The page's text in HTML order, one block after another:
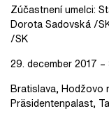
Zúčastnení umelci:
Dorota Sadovská /
/SK
29. december 2017 –
Bratislava, Hodžovo
Präsidentenpalast,